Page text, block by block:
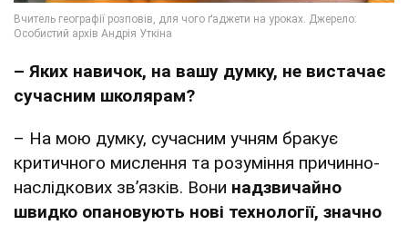
– Яких навичок, на вашу думку, не вистачає
сучасним школярам?
– На мою думку, сучасним учням бракує
критичного мислення та розуміння причинно-
наслідкових зв’язків. Вони надзвичайно
швидко опановують нові технології, значно